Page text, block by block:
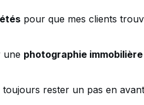
pour que mes clients
une photographie immobilière
rester un pas en